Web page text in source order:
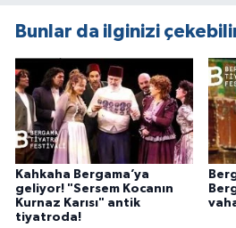
Bunlar da ilginizi
Kahkaha Bergama’ya
geliyor! "Sersem Kocanın
Kurnaz Karısı" antik
tiyatroda!